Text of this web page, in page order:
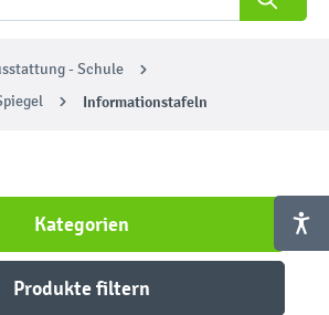
- Schule
Informationstafeln
Kategorien
Produkte filtern